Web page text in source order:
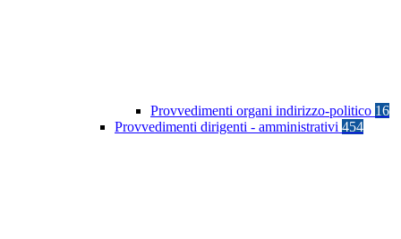
Provvedimenti organi indirizzo-politico 16
Provvedimenti dirigenti - amministrativi 454